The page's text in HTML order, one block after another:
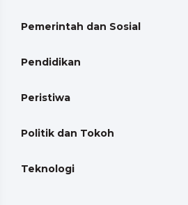
Pemerintah dan Sosial
Pendidikan
Peristiwa
Politik dan Tokoh
Teknologi